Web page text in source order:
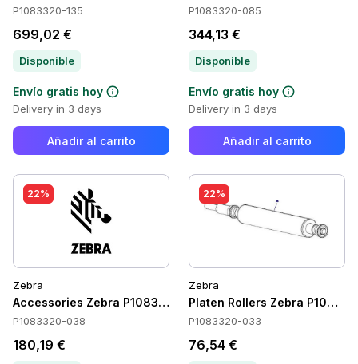
P1083320-135
699,02 €
Disponible
Envío gratis hoy
Delivery in 3 days
Añadir al carrito
P1083320-085
344,13 €
Disponible
Envío gratis hoy
Delivery in 3 days
Añadir al carrito
22%
Zebra
Accessories Zebra P1083320-038
P1083320-038
180,19 €
22%
Zebra
Platen Rollers Zebra
P1083320-033
76,54 €